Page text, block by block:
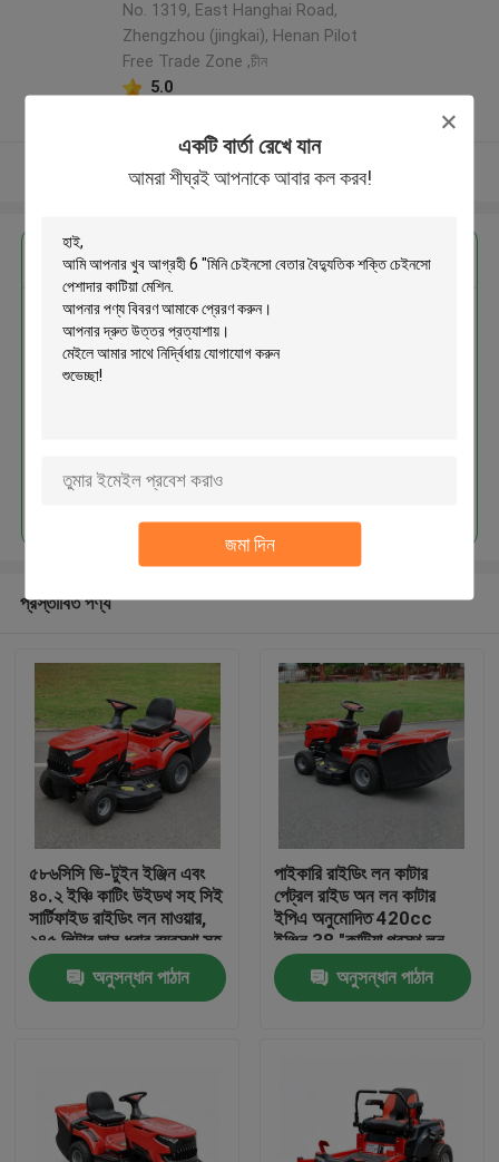
একটি বার্তা রেখে যান
আমরা শীঘ্রই আপনাকে আবার কল করব!
জমা দিন
ভিডিও
No. 1319, East Hanghai Road,
Zhengzhou (jingkai), Henan Pilot
Free Trade Zone ,চীন
5.0
আরো দেখুন
এর সেরা মূল্য পান
6 "মিনি চেইনসো বেতার বৈদ্যুতিক শক্তি
চেইনসো পেশাদার কাটিয়া মেশিন
চালিয়ে
প্রস্তাবিত পণ্য
৫৮৬সিসি ভি-টুইন ইঞ্জিন এবং
৪০.২ ইঞ্চি কাটিং উইডথ সহ সিই
সার্টিফাইড রাইডিং লন মাওয়ার,
২৪৫ লিটার ঘাস ধরার ব্যবস্থা সহ
অনুসন্ধান পাঠান
পাইকারি রাইডিং লন কাটার
পেট্রল রাইড অন লন কাটার
ইপিএ অনুমোদিত 420cc
ইঞ্জিন 38 "কাটিয়া প্রস্থ লন
ট্র্যাক্টর OEM সমর্থন
অনুসন্ধান পাঠান